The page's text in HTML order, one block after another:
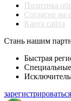
Политика
Согласие на
Карта сайта
Стань нашим
Быстрая
Специальные
зарегистрироваться